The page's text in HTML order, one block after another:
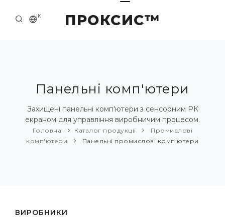
ПРОКСИС™
UK
ПРО НАС
ПРИКЛАДИ ТА РІШЕННЯ
КАТАЛОГ ПРОДУКЦІЇ
Панельні комп'ютери
Захищені панельні комп'ютери з сенсорним РК
екраном для управління виробничим процесом.
Головна Каталог продукції
Промислові
комп'ютери
Панельні промислові комп'ютери
ВИРОБНИКИ